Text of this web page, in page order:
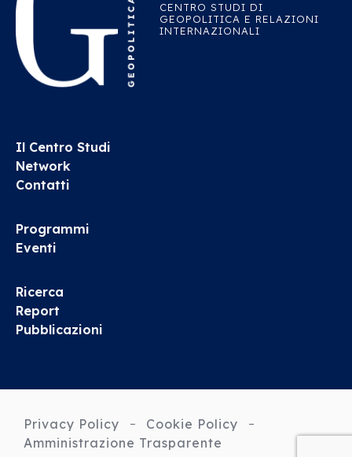
CENTRO STUDI DI
GEOPOLITICA E RELAZIONI
INTERNAZIONALI
Il Centro Studi
Network
Contatti
Programmi
Eventi
Ricerca
Report
Pubblicazioni
Privacy Policy
Cookie Policy
Amministrazione Trasparente